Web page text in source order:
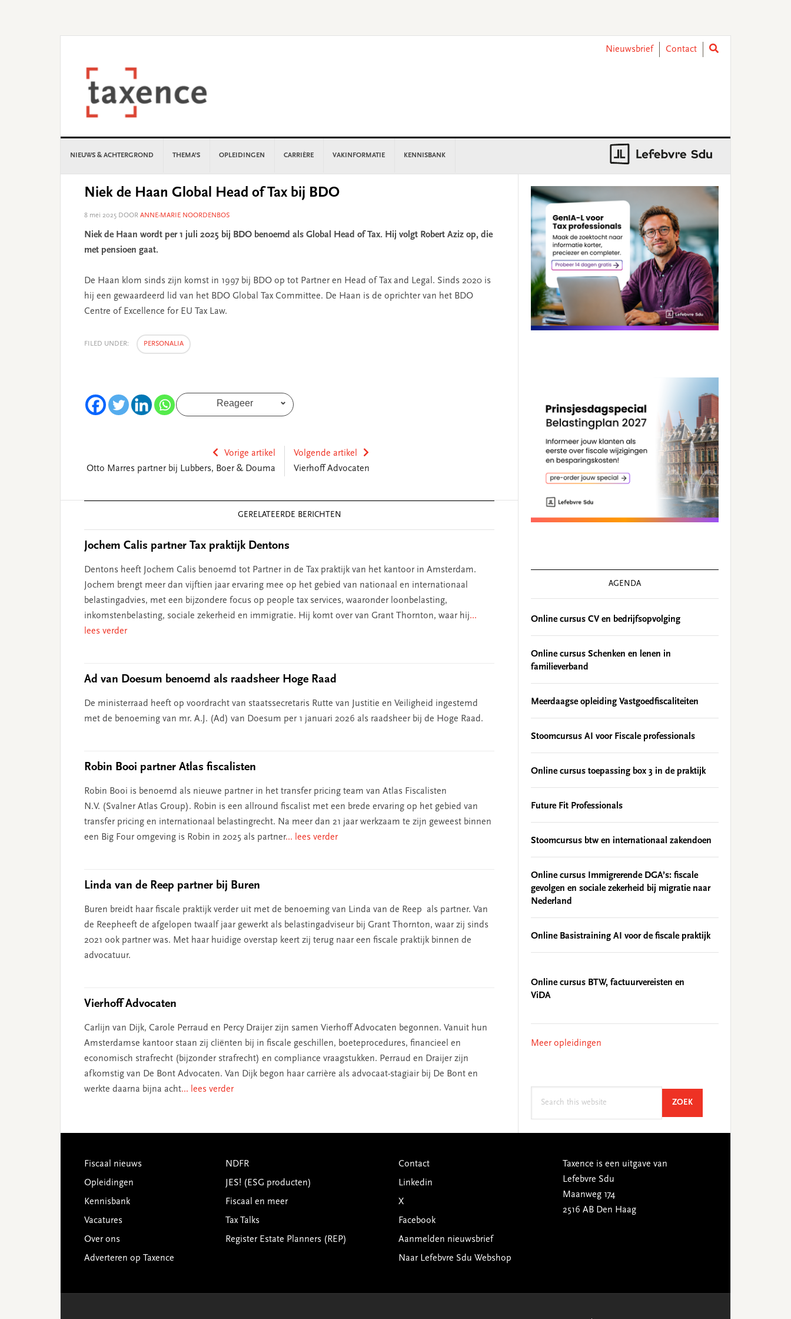
Nieuwsbrief
Contact
NIEUWS & ACHTERGROND THEMA’S OPLEIDINGEN CARRIÈRE VAKINFORMATIE KENNISBANK
Niek de Haan Global Head of Tax bij BDO
8 mei 2025 DOOR ANNE-MARIE NOORDENBOS
Niek de Haan wordt per 1 juli 2025 bij BDO benoemd als Global Head of Tax. Hij volgt Robert Aziz op, die
met pensioen gaat.
De Haan klom sinds zijn komst in 1997 bij BDO op tot Partner en Head of Tax and Legal. Sinds 2020 is
hij een gewaardeerd lid van het BDO Global Tax Committee. De Haan is de oprichter van het BDO
Centre of Excellence for EU Tax Law.
FILED UNDER: PERSONALIA
Reageer
Vorige artikel
Otto Marres partner bij Lubbers, Boer & Douma
Volgende artikel
Vierhoff Advocaten
GERELATEERDE BERICHTEN
Jochem Calis partner Tax praktijk Dentons
Dentons heeft Jochem Calis benoemd tot Partner in de Tax praktijk van het kantoor in Amsterdam.
Jochem brengt meer dan vijftien jaar ervaring mee op het gebied van nationaal en internationaal
belastingadvies, met een bijzondere focus op people tax services, waaronder loonbelasting,
inkomstenbelasting, sociale zekerheid en immigratie. Hij komt over van Grant Thornton, waar hij...
lees verder
Ad van Doesum benoemd als raadsheer Hoge Raad
De ministerraad heeft op voordracht van staatssecretaris Rutte van Justitie en Veiligheid ingestemd
met de benoeming van mr. A.J. (Ad) van Doesum per 1 januari 2026 als raadsheer bij de Hoge Raad.
Robin Booi partner Atlas fiscalisten
Robin Booi is benoemd als nieuwe partner in het transfer pricing team van Atlas Fiscalisten
N.V. (Svalner Atlas Group). Robin is een allround fiscalist met een brede ervaring op het gebied van
transfer pricing en internationaal belastingrecht. Na meer dan 21 jaar werkzaam te zijn geweest binnen
een Big Four omgeving is Robin in 2025 als partner... lees verder
Linda van de Reep partner bij Buren
Buren breidt haar fiscale praktijk verder uit met de benoeming van Linda van de Reep als partner. Van
de Reepheeft de afgelopen twaalf jaar gewerkt als belastingadviseur bij Grant Thornton, waar zij sinds
2021 ook partner was. Met haar huidige overstap keert zij terug naar een fiscale praktijk binnen de
advocatuur.
Vierhoff Advocaten
Carlijn van Dijk, Carole Perraud en Percy Draijer zijn samen Vierhoff Advocaten begonnen. Vanuit hun
Amsterdamse kantoor staan zij cliënten bij in fiscale geschillen, boeteprocedures, financieel en
economisch strafrecht (bijzonder strafrecht) en compliance vraagstukken. Perraud en Draijer zijn
afkomstig van De Bont Advocaten. Van Dijk begon haar carrière als advocaat-stagiair bij De Bont en
werkte daarna bijna acht... lees verder
Sidebar
AGENDA
Online cursus CV en bedrijfsopvolging
Online cursus Schenken en lenen in
familieverband
Meerdaagse opleiding Vastgoedfiscaliteiten
Stoomcursus AI voor Fiscale professionals
Online cursus toepassing box 3 in de praktijk
Future Fit Professionals
Stoomcursus btw en internationaal zakendoen
Online cursus Immigrerende DGA’s: fiscale
gevolgen en sociale zekerheid bij migratie naar
Nederland
Online Basistraining AI voor de fiscale praktijk
Online cursus BTW, factuurvereisten en
ViDA
Meer opleidingen
ZOEKSEARCH
Footer
Fiscaal nieuws
Opleidingen
Kennisbank
Vacatures
Over ons
Adverteren op Taxence
NDFR
JES! (ESG producten)
Fiscaal en meer
Tax Talks
Register Estate Planners (REP)
Contact
Linkedin
X
Facebook
Aanmelden nieuwsbrief
Naar Lefebvre Sdu Webshop
Taxence is een uitgave van
Lefebvre Sdu
Maanweg 174
2516 AB Den Haag